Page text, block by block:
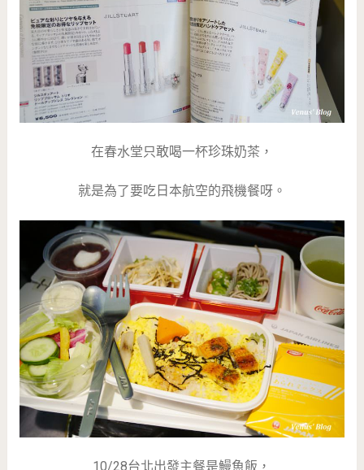
在春水堂只敢喝一杯珍珠奶茶，
就是為了要吃日本航空的飛機餐呀。
10/28台北出發主餐是鰻魚飯，